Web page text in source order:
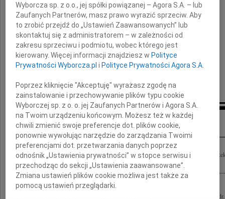
Członek Honorowy
Towarzystwa Naukowego Płockiego.
Wybitnego Uczonego żegna
Zarząd Towarzystwa Naukowego Płockiego
Inne kondolencje
Z głębokim żalem przyjęłam wiadomość o śmierci prof. dr. hab. Marka Dietricha
w latach 1990-1996, Przewodniczącego Konferencji Rektorów Uczelni...
Z głębokim smutkiem i żalem przyjęliśmy wiadomość o śmierci prof. dr. hab. inż.
Wyborcza sp. z o.o., jej spółki powiązanej – Agora S.A. – lub
Zaufanych Partnerów, masz prawo wyrazić sprzeciw. Aby
to zrobić przejdź do „Ustawień Zaawansowanych” lub
skontaktuj się z administratorem – w zależności od
zakresu sprzeciwu i podmiotu, wobec którego jest
kierowany. Więcej informacji znajdziesz wPolityce
Prywatności Wyborcza.pl iPolityce Prywatności Agora S.A.
Poprzez kliknięcie "Akceptuję" wyrażasz zgodę na
zainstalowanie i przechowywanie plików typu cookie
Wyborczej sp. z o. o. jej Zaufanych Partnerów i Agora S.A.
na Twoim urządzeniu końcowym. Możesz też w każdej
chwili zmienić swoje preferencje dot. plików cookie,
ponownie wywołując narzędzie do zarządzania Twoimi
preferencjami dot. przetwarzania danych poprzez
odnośnik „Ustawienia prywatności” w stopce serwisu i
przechodząc do sekcji „Ustawienia zaawansowane”.
Zmiana ustawień plików cookie możliwa jest także za
pomocą ustawień przeglądarki.